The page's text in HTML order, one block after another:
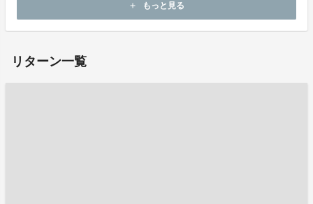
add もっと見る
リターン一覧